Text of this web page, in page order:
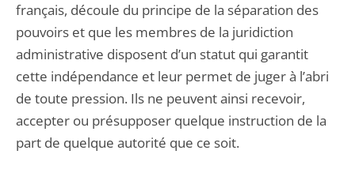
français, découle du principe de la séparation des
pouvoirs et que les membres de la juridiction
administrative disposent d’un statut qui garantit
cette indépendance et leur permet de juger à l’abri
de toute pression. Ils ne peuvent ainsi recevoir,
accepter ou présupposer quelque instruction de la
part de quelque autorité que ce soit.